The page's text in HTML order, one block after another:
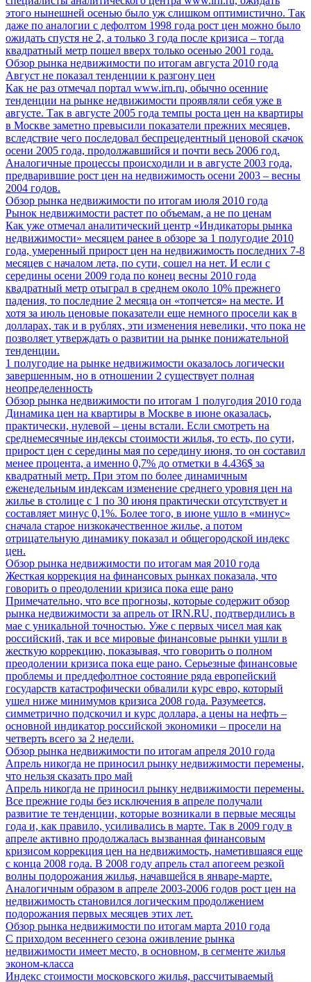
этого нынешней осенью было уж слишком оптимистично. Так
даже по аналогии с дефолтом 1998 года рост цен можно было
ожидать спустя не 2, а только 3 года после кризиса – тогда
квадратный метр пошел вверх только осенью 2001 года.
Обзор рынка недвижимости по итогам августа 2010 года
Август не показал тенденции к разгону цен
Как не раз отмечал портал www.irn.ru, обычно осенние
тенденции на рынке недвижимости проявляли себя уже в
августе. Так в августе 2005 года темпы роста цен на квартиры
в Москве заметно превысили показатели прежних месяцев,
вследствие чего последовал беспрецедентный ценовой скачок
осени 2005 года, продолжавшийся и почти весь 2006 год.
Аналогичные процессы происходили и в августе 2003 года,
предварившие рост цен на недвижимость осени 2003 – весны
2004 годов.
Обзор рынка недвижимости по итогам июля 2010 года
Рынок недвижимости растет по объемам, а не по ценам
Как уже отмечал аналитический центр «Индикаторы рынка
недвижимости» месяцем ранее в обзоре за 1 полугодие 2010
года, умеренный прирост цен на недвижимость последних 7-8
месяцев с началом лета, по сути, сошел на нет. И если с
середины осени 2009 года по конец весны 2010 года
квадратный метр отыграл в среднем около 10% прежнего
падения, то последние 2 месяца он «топчется» на месте. И
хотя за июль ценовые показатели еще немного просели как в
долларах, так и в рублях, эти изменения невелики, что пока не
позволяет утверждать о развитии на рынке понижательной
тенденции.
1 полугодие на рынке недвижимости оказалось логически
завершенным, но в отношении 2 существует полная
неопределенность
Обзор рынка недвижимости по итогам 1 полугодия 2010 года
Динамика цен на квартиры в Москве в июне оказалась,
практически, нулевой – цены встали. Если смотреть на
среднемесячные индексы стоимости жилья, то есть, по сути,
прирост цен с середины мая по середину июня, то он составил
менее процента, а именно 0,7% до отметки в 4.436$ за
квадратный метр. При этом по более динамичным
еженедельным индексам изменение среднего уровня цен на
жилье в столице с 1 по 30 июня практически отсутствует и
составляет минус 0,1%. Более того, в июне ушло в «минус»
сначала старое низкокачественное жилье, а потом
отрицательную динамику показал и общегородской индекс
цен.
Обзор рынка недвижимости по итогам мая 2010 года
Жесткая коррекция на финансовых рынках показала, что
говорить о преодолении кризиса пока еще рано
Примечательно, что все прогнозы, которые содержит обзор
рынка недвижимости за апрель от IRN.RU, подтвердились в
мае с уникальной точностью. Уже с первых чисел мая как
российский, так и все мировые финансовые рынки ушли в
жесткую коррекцию, показывая, что говорить о полном
преодолении кризиса пока еще рано. Серьезные финансовые
проблемы и преддефолтное состояние ряда европейский
государств катастрофически обвалили курс евро, который
ушел ниже минимумов кризиса 2008 года. Разумеется,
симметрично подскочил и курс доллара, а цены на нефть –
основной индикатор российской экономики – просели на
четверть всего за 2 недели.
Обзор рынка недвижимости по итогам апреля 2010 года
Апрель никогда не приносил рынку недвижимости перемены,
что нельзя сказать про май
Апрель никогда не приносил рынку недвижимости перемены.
Все прежние годы без исключения в апреле получали
развитие те тенденции, которые возникали в первые месяцы
года и, как правило, усиливались в марте. Так в 2009 году в
апреле активно продолжалась вызванная финансовым
кризисом коррекция цен на недвижимость, наметившаяся еще
с конца 2008 года. В 2008 году апрель стал апогеем резкой
волны подорожания жилья, начавшейся в январе-марте.
Аналогичным образом в апреле 2003-2006 годов рост цен на
недвижимость становился логическим продолжением
подорожания первых месяцев этих лет.
Обзор рынка недвижимости по итогам марта 2010 года
С приходом весеннего сезона оживление рынка
недвижимости имеет место, в основном, в сегменте жилья
эконом-класса
Индекс стоимости московского жилья, рассчитываемый